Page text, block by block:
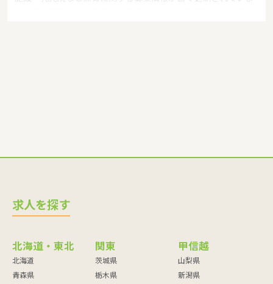
求人を探す
北海道・東北
北海道
青森県
関東
茨城県
栃木県
甲信越
山梨県
新潟県